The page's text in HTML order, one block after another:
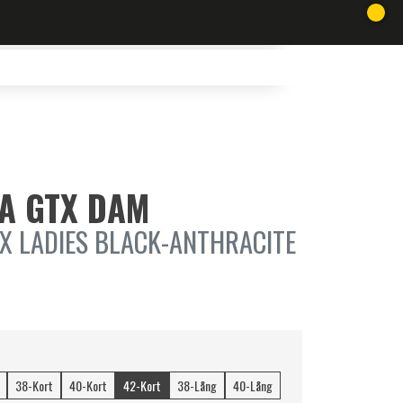
GTX DAM
LADIES BLACK-ANTHRACITE
38-Kort 40-Kort 42-Kort 38-Lång
40-Lång